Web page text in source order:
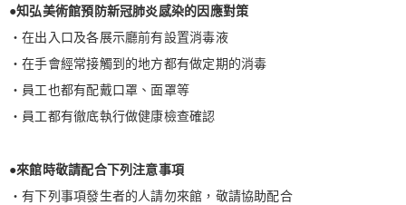
●知弘美術館預防新冠肺炎感染的因應對策
・在出入口及各展示廳前有設置消毒液
・在手會經常接觸到的地方都有做定期的消毒
・員工也都有配戴口罩、面罩等
・員工都有徹底執行做健康檢查確認
●來館時敬請配合下列注意事項
・有下列事項發生者的人請勿來館，敬請協助配合